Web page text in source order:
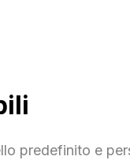
predefinito e